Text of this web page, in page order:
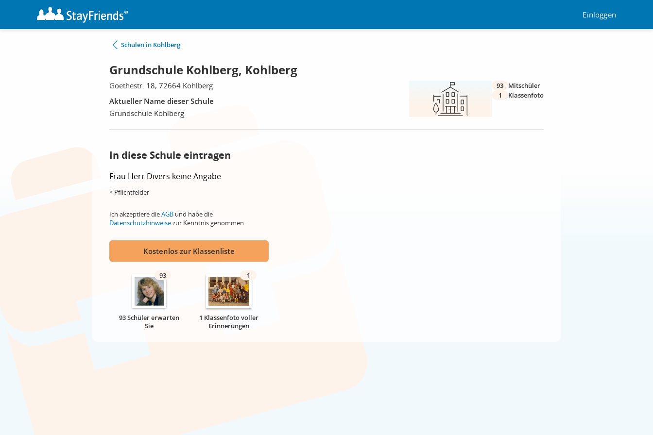
Einloggen
Schulen in Kohlberg
Grundschule Kohlberg, Kohlberg
Goethestr. 18, 72664 Kohlberg
Aktueller Name dieser Schule
Grundschule Kohlberg
93
Mitschüler
1
Klassenfoto
In diese Schule eintragen
Frau Herr Divers keine Angabe
* Pflichtfelder
Ich akzeptiere dieAGB und habe die
Datenschutzhinweisezur Kenntnis genommen.
Kostenlos zur Klassenliste
93
93 Schüler erwarten
Sie
1
1 Klassenfoto voller
Erinnerungen